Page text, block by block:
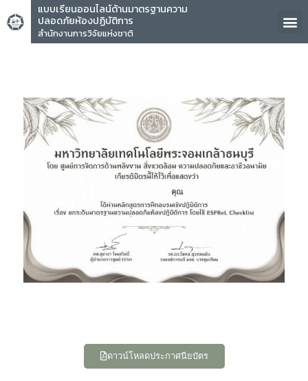
แบบเรียนออนไลน์ด้านมาตรฐานความ
ปลอดภัยห้องปฏิบัติการ
สำนักงานการวิจัยแห่งชาติ
คุณ
ดาวน์โหลดประกาศนียบัตร